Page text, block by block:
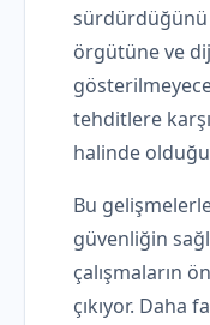
sürdürdüğünü
örgütüne ve
tehditlere
halinde
Bu
güvenliğin
çalışmaların
çıkıyor. Daha